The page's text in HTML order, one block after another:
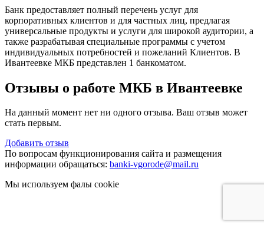
Банк предоставляет полный перечень услуг для
корпоративных клиентов и для частных лиц, предлагая
универсальные продукты и услуги для широкой аудитории, а
также разрабатывая специальные программы с учетом
индивидуальных потребностей и пожеланий Клиентов. В
Ивантеевке МКБ представлен 1 банкоматом.
Отзывы о работе МКБ в Ивантеевке
На данный момент нет ни одного отзыва. Ваш отзыв может
стать первым.
Добавить отзыв
По вопросам функционирования сайта и размещения
информации обращаться: banki-vgorode@mail.ru
Мы используем фалы cookie